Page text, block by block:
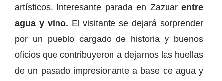
artísticos. Interesante parada en Zazuar entre
agua y vino. El visitante se dejará sorprender
por un pueblo cargado de historia y buenos
oficios que contribuyeron a dejarnos las huellas
de un pasado impresionante a base de agua y